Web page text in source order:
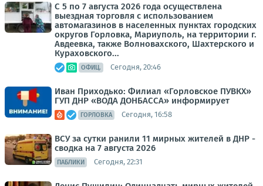
С 5 по 7 августа 2026 года осуществлена
выездная торговля с использованием
автомагазинов в населенных пунктах городских
округов Горловка, Мариуполь, на территории г.
Авдеевка, также Волновахского, Шахтерского и
Кураховского...
ОФИЦ. Сегодня, 20:46
Иван Приходько: Филиал «Горловское ПУВКХ»
ГУП ДНР «ВОДА ДОНБАССА» информирует
ГОРЛОВКА Сегодня, 16:58
ВСУ за сутки ранили 11 мирных жителей в ДНР -
сводка на 7 августа 2026
ПАБЛИКИ Сегодня, 22:31